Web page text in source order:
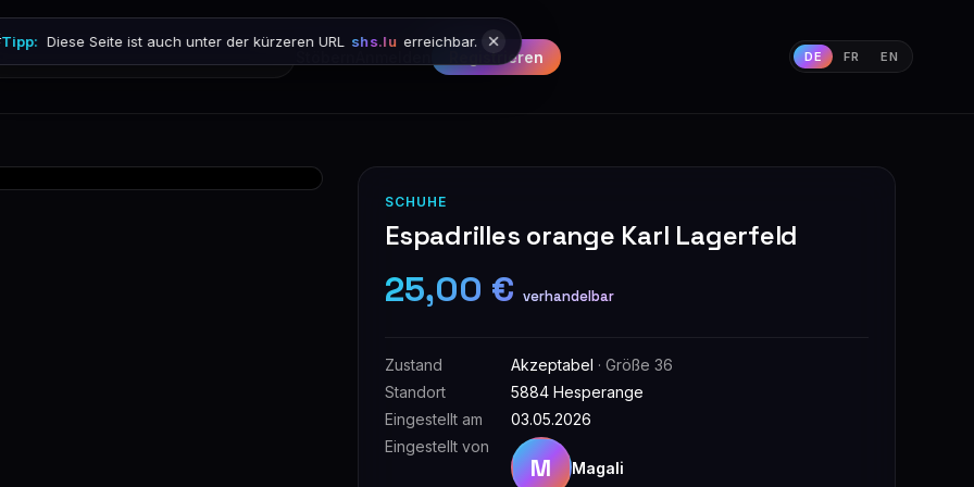
Registrieren DE FR EN
Tipp: Diese Seite ist auch unter der kürzeren URL shs.lu erreichbar.
SCHUHE
Espadrilles orange Karl Lagerfeld
25,00 € verhandelbar
Zustand Akzeptabel · Größe 36
Standort
5884 Hesperange
Eingestellt am
03.05.2026
Eingestellt von
M Magali